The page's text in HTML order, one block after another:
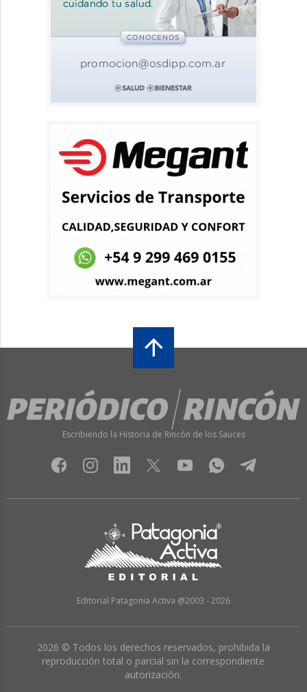
Escribiendo la Historia de Rincón de los Sauces
Editorial Patagonia Activa @2003 - 2026
2026 © Todos los derechos reservados, prohibida la
reproducción total o parcial sin la correspondiente
autorización.